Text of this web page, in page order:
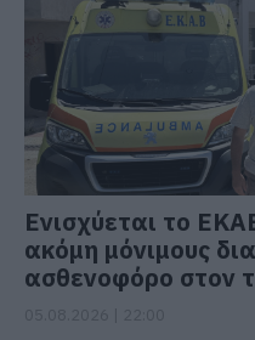
Ενισχύεται το
ακόμη μόνιμους
ασθενοφόρο στον